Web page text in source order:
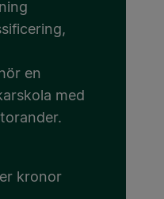
en
med
kronor